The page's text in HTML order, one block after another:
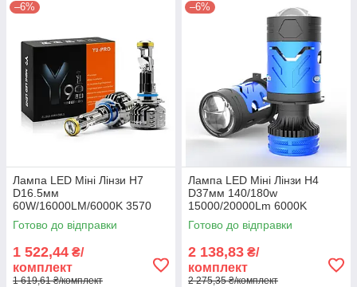
–6%
Лампа LED Міні Лінзи H7
D16.5мм
60W/16000LM/6000K 3570
Module 9-30V Canbus Y9Pro
12 місяців гарант
Готово до відправки
1 522,44 ₴/
комплект
1 619,61 ₴/комплект
–6%
Лампа LED Міні Лінзи H4
D37мм 140/180w
15000/20000Lm 6000K
4575+1860 Module 9-16V
Canbus шторка F90
Готово до відправки
2 138,83 ₴/
комплект
2 275,35 ₴/комплект